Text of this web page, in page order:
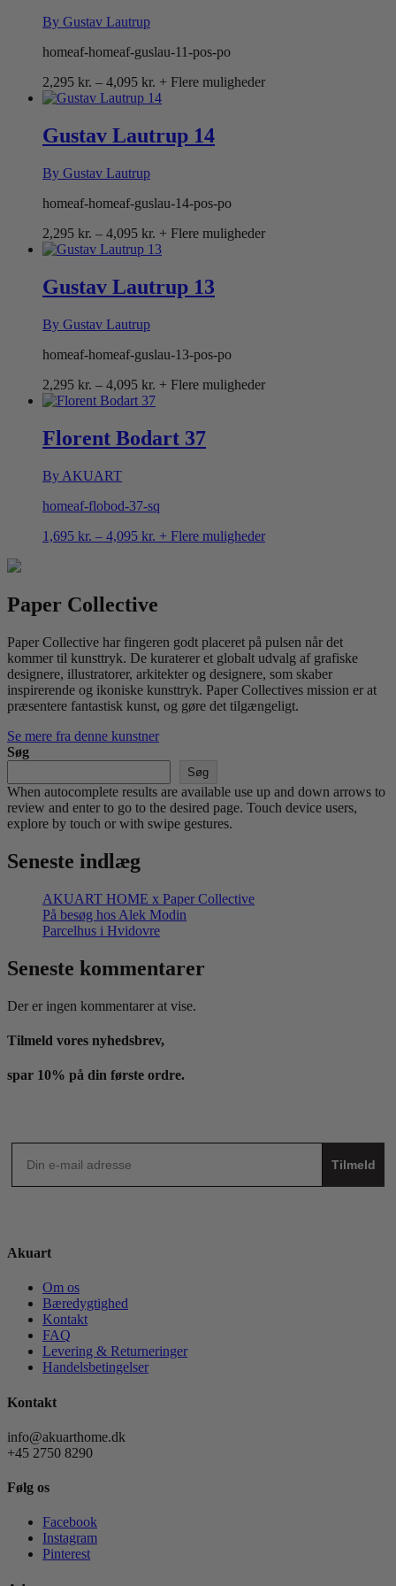
By Gustav Lautrup
homeaf-homeaf-guslau-11-pos-po
2,295 kr. – 4,095 kr. Prisinterval:
2,295 kr.
4,095 kr.
+ Flere muligheder
Gustav Lautrup 14
By Gustav Lautrup
homeaf-homeaf-guslau-14-pos-po
2,295 kr. – 4,095 kr. Prisinterval:
2,295 kr.
4,095 kr.
+ Flere muligheder
Gustav Lautrup 13
By Gustav Lautrup
homeaf-homeaf-guslau-13-pos-po
2,295 kr. – 4,095 kr. Prisinterval:
2,295 kr.
4,095 kr.
+ Flere muligheder
Florent Bodart 37
By AKUART
homeaf-flobod-37-sq
1,695 kr. – 4,095 kr. Prisinterval:
+ Flere muligheder
Paper Collective
Paper Collective har fingeren godt placeret på pulsen når det
kommer til kunsttryk. De kuraterer et globalt udvalg af grafiske
designere, illustratorer, arkitekter og designere, som skaber
inspirerende og ikoniske kunsttryk. Paper Collectives mission er at
præsentere fantastisk kunst, og gøre det tilgængeligt.
Se mere fra denne kunstner
Søg
Søg
When autocomplete results are available use up and down arrows to
review and enter to go to the desired page. Touch device users,
explore by touch or with swipe gestures.
Seneste indlæg
AKUART HOME x Paper Collective
På besøg hos Alek Modin
Parcelhus i Hvidovre
Seneste kommentarer
Der er ingen kommentarer at vise.
Tilmeld vores nyhedsbrev,
spar 10% på din første ordre.
Tilmeld
Akuart
Om os
Bæredygtighed
Kontakt
FAQ
Levering & Returneringer
Handelsbetingelser
Kontakt
info@akuarthome.dk
+45 2750 8290
Følg os
Facebook
Instagram
Pinterest